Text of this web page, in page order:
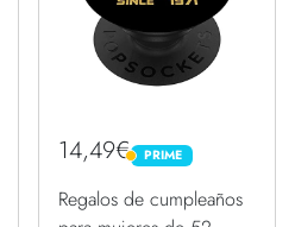
14,49€ PRIME
PRIME
Regalos de cumpleaños